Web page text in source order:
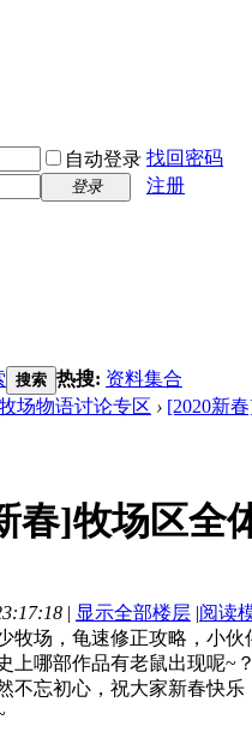
自动登录 找回密码
登录
注册
搜索 热搜: 资料集合
场物语讨论专区 › [2020新
春]牧场区全
| 显示全部楼层 |阅读
牧场，龟速修正攻略，小伙
上哪部作品有老鼠出现呢~？
不忘初心，祝大家新春快乐